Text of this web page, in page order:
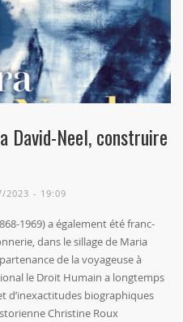
David-Neel, construire
2023 - 19:09
1969) a également été franc-
dans le sillage de Maria
de la voyageuse à
le Droit Humain a longtemps
d’inexactitudes biographiques
Christine Roux